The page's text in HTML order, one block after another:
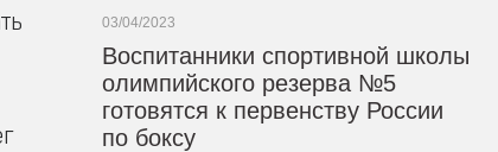
03/04/2023
Воспитанники спортивной школы
олимпийского резерва №5
готовятся к первенству России
по боксу